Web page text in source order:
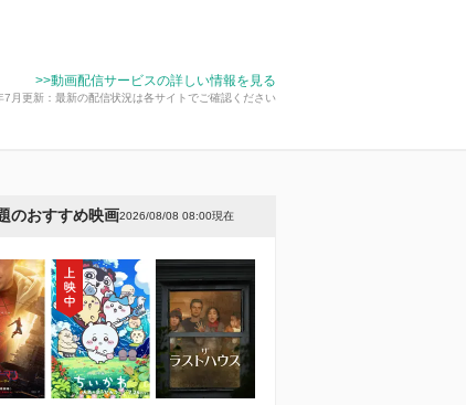
>>動画配信サービスの詳しい情報を見る
7月更新：最新の配信状況は各サイトでご確認ください
のおすすめ映画2026/08/08 08:00現在